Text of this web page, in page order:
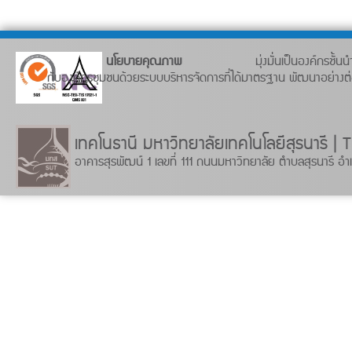
นโยบายคุณภาพ มุ่งมั่นเป็นองค์กรชั้น
กับองค์กรชุมชนด้วยระบบบริหารจัดการที่ได้มาตรฐาน พัฒนาอย่างต่
เทคโนธานี มหาวิทยาลัยเทคโนโลยีสุรนารี |
อาคารสุรพัฒน์ 1 เลขที่ 111 ถนนมหาวิทยาลัย ตำบลสุรนารี